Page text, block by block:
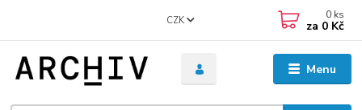
Menu
CZK 0 ks
za 0 Kč